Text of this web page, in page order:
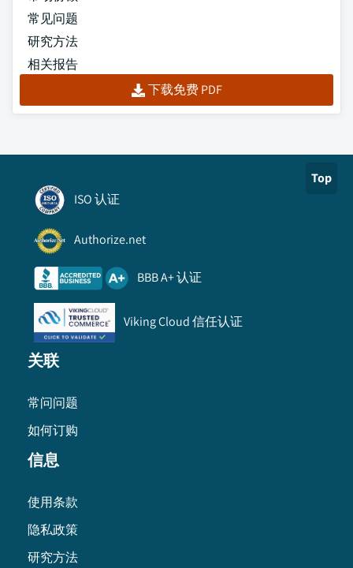
常见问题
研究方法
相关报告
下载免费 PDF
Top
ISO 认证
Authorize.net
BBB A+ 认证
Viking Cloud 信任认证
关联
常问问题
如何订购
信息
使用条款
隐私政策
研究方法